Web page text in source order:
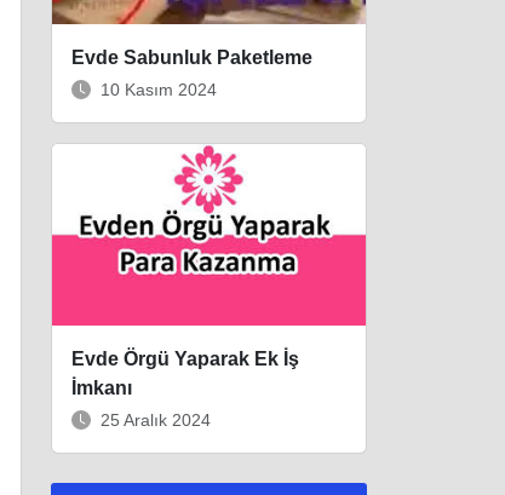
Evde Sabunluk Paketleme
10 Kasım 2024
Evde Örgü Yaparak Ek İş
İmkanı
25 Aralık 2024